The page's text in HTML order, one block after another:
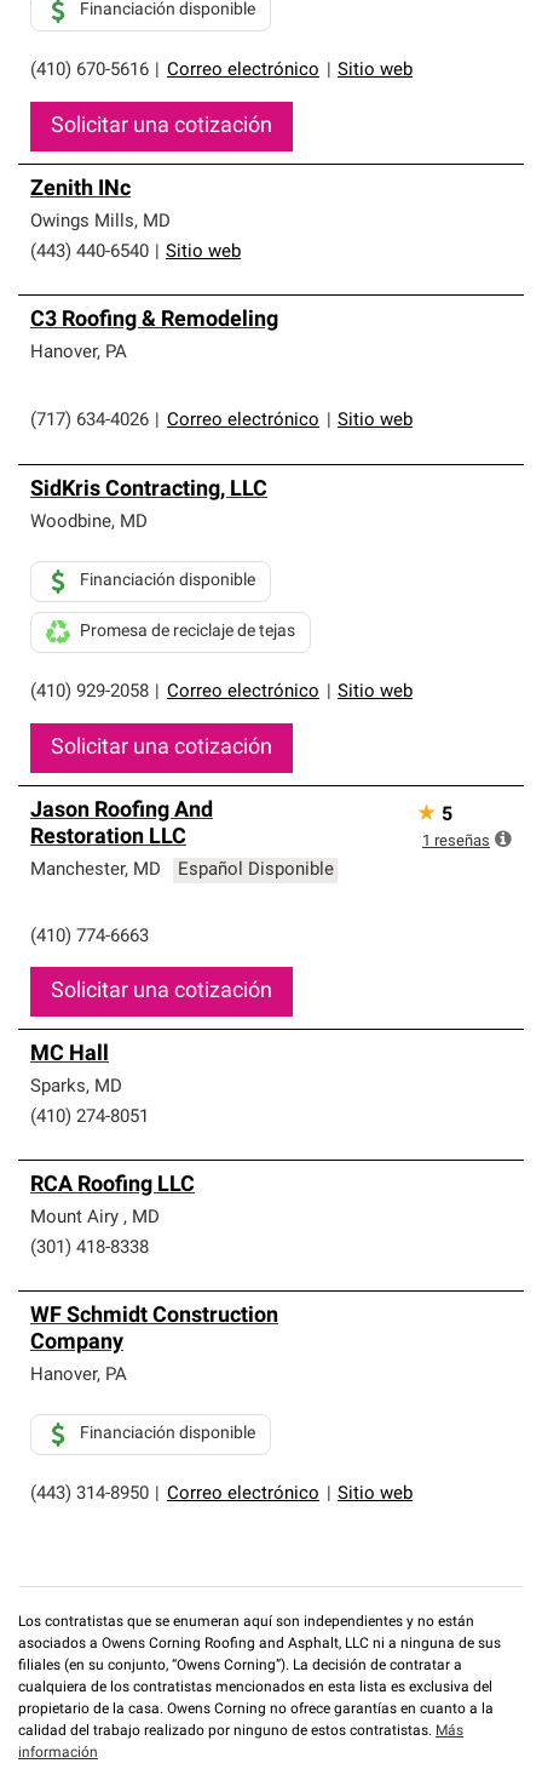
(410) 670-5616 Correo electrónico Sitio web
Financiación disponible
Solicitar una cotización
Zenith INc
Owings Mills, MD
(443) 440-6540
Sitio web
C3 Roofing & Remodeling
Hanover, PA
(717) 634-4026 Correo electrónico Sitio web
SidKris Contracting, LLC
Woodbine, MD
(410) 929-2058 Correo electrónico Sitio web
Financiación disponible
Promesa de reciclaje de tejas
Solicitar una cotización
Jason Roofing And
Restoration LLC
Manchester, MD Español Disponible
(410) 774-6663
Solicitar una cotización
★ 5
1 reseñas
MC Hall
Sparks, MD
(410) 274-8051
RCA Roofing LLC
Mount Airy , MD
(301) 418-8338
WF Schmidt Construction
Company
Hanover, PA
(443) 314-8950 Correo electrónico Sitio web
Financiación disponible
Los contratistas que se enumeran aquí son independientes y no están
asociados a Owens Corning Roofing and Asphalt, LLC ni a ninguna de sus
filiales (en su conjunto, “Owens Corning”). La decisión de contratar a
cualquiera de los contratistas mencionados en esta lista es exclusiva del
propietario de la casa. Owens Corning no ofrece garantías en cuanto a la
calidad del trabajo realizado por ninguno de estos contratistas. Más
información